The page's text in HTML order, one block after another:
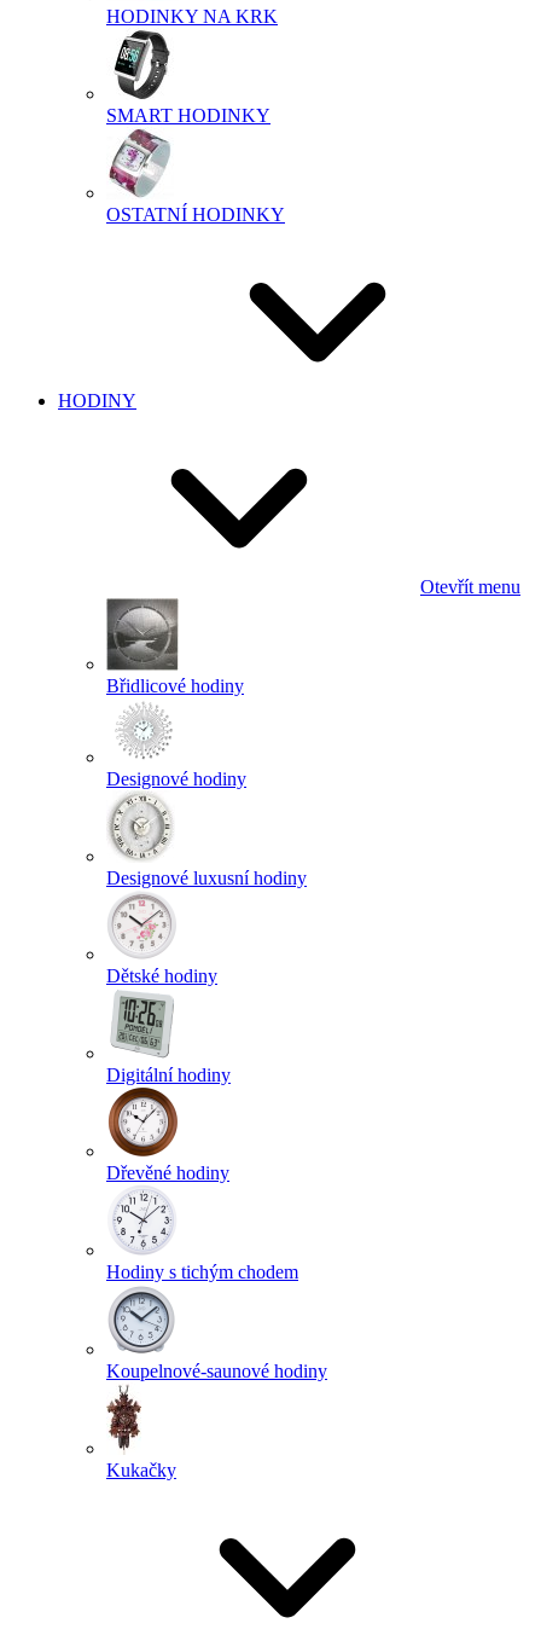
HODINKY NA KRK
SMART HODINKY
OSTATNÍ HODINKY
HODINY
Otevřít menu
Břidlicové hodiny
Designové hodiny
Designové luxusní hodiny
Dětské hodiny
Digitální hodiny
Dřevěné hodiny
Hodiny s tichým chodem
Koupelnové-saunové hodiny
Kukačky